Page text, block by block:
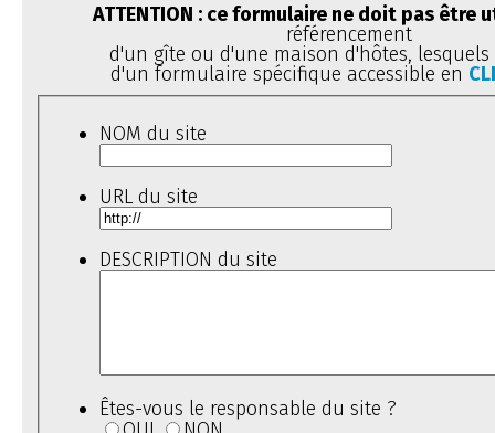
ATTENTION : ce formulaire ne doit pas être
référencement
d'un gîte ou d'une maison d'hôtes,
d'un formulaire spécifique accessible en
NOM du site
URL du site
DESCRIPTION du site
Êtes-vous le responsable du site ?